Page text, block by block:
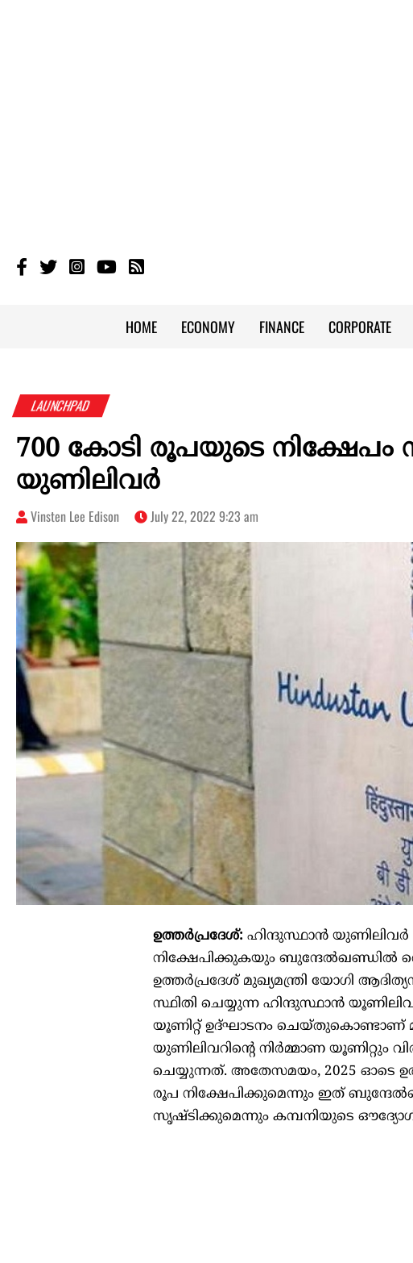
HOME ECONOMY FINANCE CORPORATE
LAUNCHPAD
700 കോടി രൂപയുടെ
യുണിലിവർ
Vinsten Lee Edison July 22, 2022 9:23 am
ഉത്തർപ്രദേശ്: ഹിന്ദുസ്ഥാൻ യുണിലിവർ
നിക്ഷേപിക്കുകയും ബുന്ദേൽഖണ്ഡിൽ
ഉത്തർപ്രദേശ് മുഖ്യമന്ത്രി യോഗി
സ്ഥിതി ചെയ്യുന്ന ഹിന്ദുസ്ഥാൻ
യൂണിറ്റ് ഉദ്ഘാടനം ചെയ്തുകൊണ്ടാണ്
യുണിലിവറിന്റെ നിർമ്മാണ യൂണിറ്റും
ചെയ്യുന്നത്. അതേസമയം, 2025 ഓടെ
രൂപ നിക്ഷേപിക്കുമെന്നും ഇത്
സൃഷ്ടിക്കുമെന്നും കമ്പനിയുടെ